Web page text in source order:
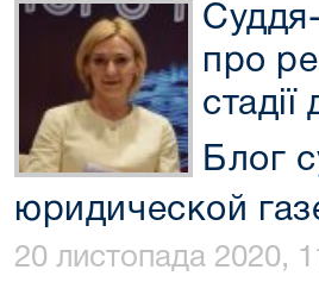
про
Блог
юридической
20 листопада 2020,